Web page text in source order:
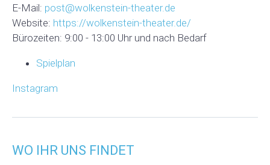
E-Mail: post@wolkenstein-theater.de
Website: https://wolkenstein-theater.de/
Bürozeiten: 9:00 - 13:00 Uhr und nach Bedarf
Spielplan
Instagram
WO IHR UNS FINDET